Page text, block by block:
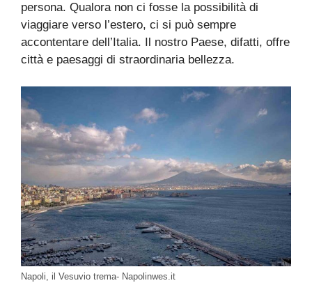
persona. Qualora non ci fosse la possibilità di
viaggiare verso l’estero, ci si può sempre
accontentare dell’Italia. Il nostro Paese, difatti, offre
città e paesaggi di straordinaria bellezza.
Napoli, il Vesuvio trema- Napolinwes.it